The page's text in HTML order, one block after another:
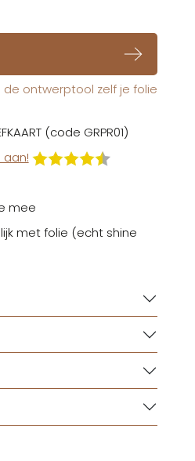
de ontwerptool zelf je folie
(code GRPR01)
mee
met folie (echt shine